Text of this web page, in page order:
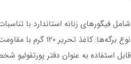
شامل فیگورهای زنانه استاندارد با
نوع برگه‌ها: کاغذ تحریر ۱۲۰ گرم با مقاومت بالا در برابر پاک‌کردن، رنگ و ماژیک
قابل استفاده به عنوان دفتر